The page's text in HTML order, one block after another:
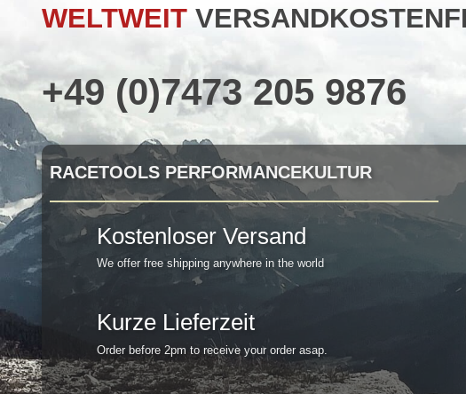
WELTWEIT
+49 (0)7473 205 9876
RACETOOLS PERFORMANCEKULTUR
Kostenloser Versand
We offer free shipping anywhere in the world
Kurze Lieferzeit
Order before 2pm to receive your order asap.